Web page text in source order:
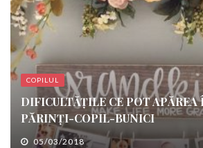
COPILUL
DIFICULTĂȚILE CE POT
PĂRINȚI-COPIL-BUNICI
05/03/2018